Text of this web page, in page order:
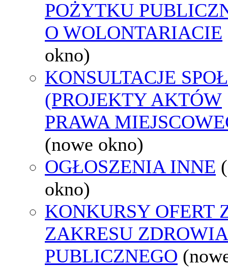
POŻYTKU
O WOLONTARIACIE
okno)
KONSULTACJE
(PROJEKTY AKTÓW
PRAWA
(nowe okno)
OGŁOSZENIA INNE
okno)
KONKURSY OFERT
ZAKRESU ZDROWIA
PUBLICZNEGO